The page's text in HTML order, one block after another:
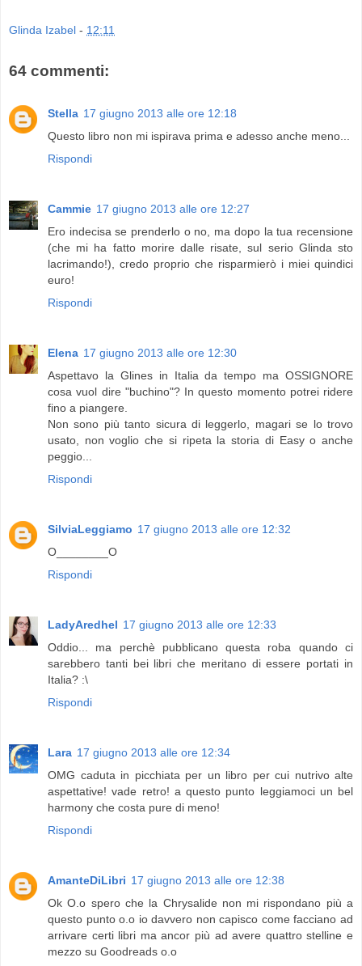
Glinda Izabel - 12:11
64 commenti:
Stella 17 giugno 2013 alle ore 12:18
Questo libro non mi ispirava prima e adesso anche meno...
Rispondi
Cammie 17 giugno 2013 alle ore 12:27
Ero indecisa se prenderlo o no, ma dopo la tua recensione
(che mi ha fatto morire dalle risate, sul serio Glinda sto
lacrimando!), credo proprio che risparmierò i miei quindici
euro!
Rispondi
Elena 17 giugno 2013 alle ore 12:30
Aspettavo la Glines in Italia da tempo ma OSSIGNORE
cosa vuol dire "buchino"? In questo momento potrei ridere
fino a piangere.
Non sono più tanto sicura di leggerlo, magari se lo trovo
usato, non voglio che si ripeta la storia di Easy o anche
peggio...
Rispondi
SilviaLeggiamo 17 giugno 2013 alle ore 12:32
O________O
Rispondi
LadyAredhel 17 giugno 2013 alle ore 12:33
Oddio... ma perchè pubblicano questa roba quando ci
sarebbero tanti bei libri che meritano di essere portati in
Italia? :\
Rispondi
Lara 17 giugno 2013 alle ore 12:34
OMG caduta in picchiata per un libro per cui nutrivo alte
aspettative! vade retro! a questo punto leggiamoci un bel
harmony che costa pure di meno!
Rispondi
AmanteDiLibri 17 giugno 2013 alle ore 12:38
Ok O.o spero che la Chrysalide non mi rispondano più a
questo punto o.o io davvero non capisco come facciano ad
arrivare certi libri ma ancor più ad avere quattro stelline e
mezzo su Goodreads o.o